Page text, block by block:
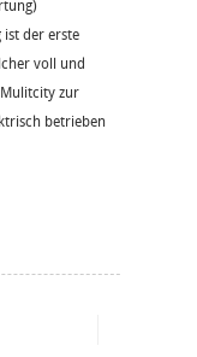
ist der erste
voll und
zur
betrieben